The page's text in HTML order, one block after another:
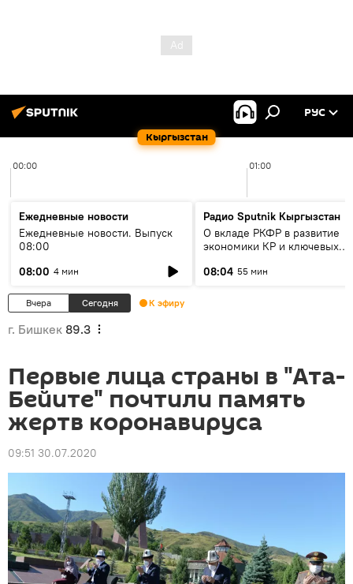
Кыргызстан
РУС
00:00 01:00
Ежедневные новости
Ежедневные новости. Выпуск
08:00
08:00 4 мин
Радио Sputnik Кыргызстан
О вкладе РКФР в развитие
экономики КР и ключевых
08:04 55 мин
Вчера Сегодня К эфиру
г. Бишкек 89.3
Первые лица страны в "Ата-
Бейите" почтили память
жертв коронавируса
09:51 30.07.2020